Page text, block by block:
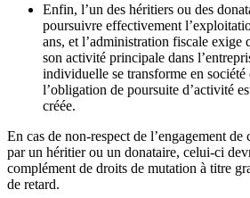
Enfin, l’un des héritiers ou des
poursuivre effectivement
ans, et l’administration fiscale exige
son activité principale dans
individuelle se transforme en société
l’obligation de poursuite d’activité
créée.
En cas de non-respect de l’engagement de
par un héritier ou un donataire, celui-ci
complément de droits de mutation à titre
de retard.